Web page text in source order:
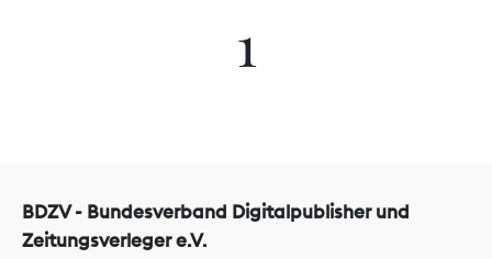
1
BDZV - Bundesverband Digitalpublisher und
Zeitungsverleger e.V.